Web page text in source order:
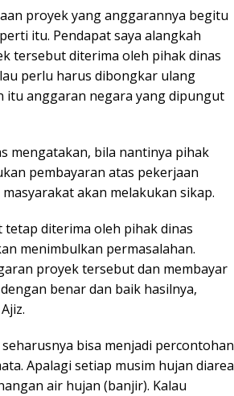
proyek yang anggarannya begitu
itu. Pendapat saya alangkah
tersebut diterima oleh pihak dinas
perlu harus dibongkar ulang
itu anggaran negara yang dipungut
mengatakan, bila nantinya pihak
pembayaran atas pekerjaan
akan melakukan sikap.
diterima oleh pihak dinas
menimbulkan permasalahan.
proyek tersebut dan membayar
benar dan baik hasilnya,
bisa menjadi percontohan
Apalagi setiap musim hujan diarea
air hujan (banjir). Kalau